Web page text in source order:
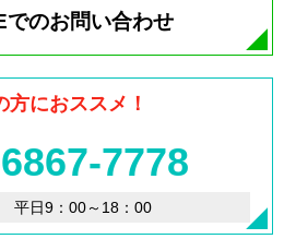
のお問い合わせ
方におススメ！
7778
平日9：00～18：00